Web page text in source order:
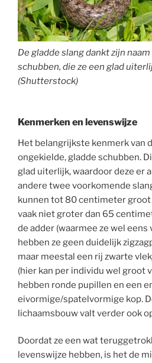
De gladde slang dankt zijn
schubben, die ze een glad
(Shutterstock)
Kenmerken en levenswijze
Het belangrijkste kenmerk van
ongekielde, gladde schubben.
glad uiterlijk, waardoor deze er
andere twee voorkomende
kunnen tot 80 centimeter groot
vaak niet groter dan 65
de adder (waarmee ze wel
hebben ze geen duidelijk
maar meestal een rij zwarte
(hier kan per individu wel groot
hebben ronde pupillen en een
eivormige/spatelvormige kop.
lichaamsbouw valt verder ook
Doordat ze een wat
levenswijze hebben, is het de